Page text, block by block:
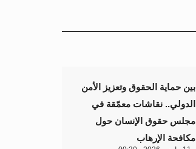
بين حماية الحقوق وتعزيز الأمن
الدولي.. نقاشات معمّقة في
مجلس حقوق الإنسان حول
مكافحة الإرهاب